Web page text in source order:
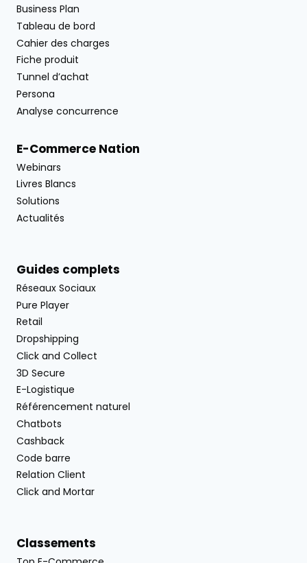
Business Plan
Tableau de bord
Cahier des charges
Fiche produit
Tunnel d’achat
Persona
Analyse concurrence
E-Commerce Nation
Webinars
Livres Blancs
Solutions
Actualités
Guides complets
Réseaux Sociaux
Pure Player
Retail
Dropshipping
Click and Collect
3D Secure
E-Logistique
Référencement naturel
Chatbots
Cashback
Code barre
Relation Client
Click and Mortar
Classements